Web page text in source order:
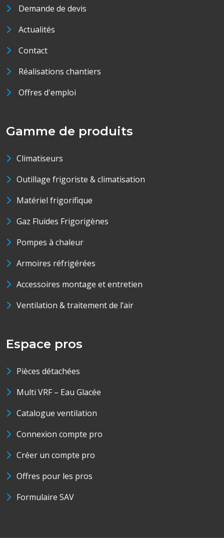
Demande de devis
Actualités
Contact
Réalisations chantiers
Offres d'emploi
Gamme de produits
Climatiseurs
Outillage frigoriste & climatisation
Matériel frigorifique
Gaz Fluides Frigorigènes
Pompes à chaleur
Armoires réfrigérées
Accessoires montage et entretien
Ventilation & traitement de l’air
Espace pros
Pièces détachées
Multi VRF – Eau Glacée
Catalogue ventilation
Connexion compte pro
Créer un compte pro
Offres pour les pros
Formulaire SAV